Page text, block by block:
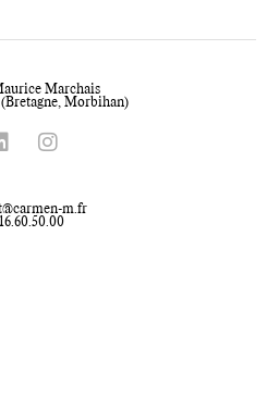
Marchais
(Bretagne, Morbihan)
m.fr